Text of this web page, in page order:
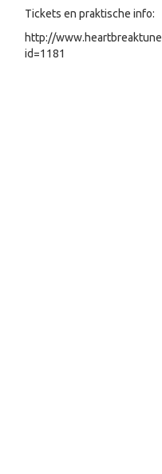
Tickets en praktische info:
http://
id=1181